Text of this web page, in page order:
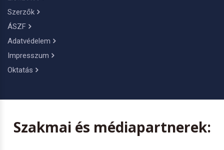
Szerzők
ÁSZF
Adatvédelem
Impresszum
Oktatás
Szakmai és médiapartnerek: